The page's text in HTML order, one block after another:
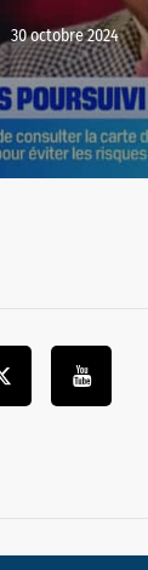
30 octobre 2024